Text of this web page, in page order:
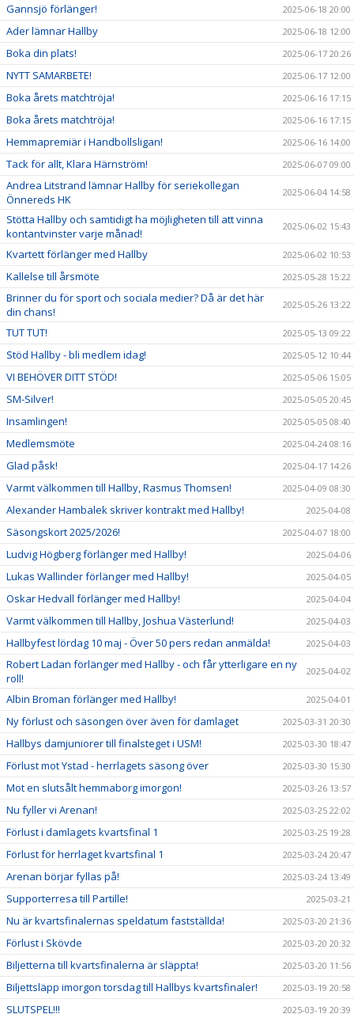
Gannsjö förlänger! 2025-06-18 20:00
Ader lämnar Hallby 2025-06-18 12:00
Boka din plats! 2025-06-17 20:26
NYTT SAMARBETE! 2025-06-17 12:00
Boka årets matchtröja! 2025-06-16 17:15
Boka årets matchtröja! 2025-06-16 17:15
Hemmapremiär i Handbollsligan! 2025-06-16 14:00
Tack för allt, Klara Härnström! 2025-06-07 09:00
Andrea Litstrand lämnar Hallby för seriekollegan
Önnereds HK
2025-06-04 14:58
Stötta Hallby och samtidigt ha möjligheten till att vinna
kontantvinster varje månad!
2025-06-02 15:43
Kvartett förlänger med Hallby 2025-06-02 10:53
Kallelse till årsmöte 2025-05-28 15:22
Brinner du för sport och sociala medier? Då är det här
din chans!
2025-05-26 13:22
TUT TUT! 2025-05-13 09:22
Stöd Hallby - bli medlem idag! 2025-05-12 10:44
VI BEHÖVER DITT STÖD! 2025-05-06 15:05
SM-Silver! 2025-05-05 20:45
Insamlingen! 2025-05-05 08:40
Medlemsmöte 2025-04-24 08:16
Glad påsk! 2025-04-17 14:26
Varmt välkommen till Hallby, Rasmus Thomsen! 2025-04-09 08:30
Alexander Hambalek skriver kontrakt med Hallby! 2025-04-08
Säsongskort 2025/2026! 2025-04-07 18:00
Ludvig Högberg förlänger med Hallby! 2025-04-06
Lukas Wallinder förlänger med Hallby! 2025-04-05
Oskar Hedvall förlänger med Hallby! 2025-04-04
Varmt välkommen till Hallby, Joshua Västerlund! 2025-04-03
Hallbyfest lördag 10 maj - Över 50 pers redan anmälda! 2025-04-03
Robert Ladan förlänger med Hallby - och får ytterligare en ny
roll!
2025-04-02
Albin Broman förlänger med Hallby! 2025-04-01
Ny förlust och säsongen över även för damlaget 2025-03-31 20:30
Hallbys damjuniorer till finalsteget i USM! 2025-03-30 18:47
Förlust mot Ystad - herrlagets säsong över 2025-03-30 15:30
Mot en slutsålt hemmaborg imorgon! 2025-03-26 13:57
Nu fyller vi Arenan! 2025-03-25 22:02
Förlust i damlagets kvartsfinal 1 2025-03-25 19:28
Förlust för herrlaget kvartsfinal 1 2025-03-24 20:47
Arenan börjar fyllas på! 2025-03-24 13:49
Supporterresa till Partille! 2025-03-21
Nu är kvartsfinalernas speldatum fastställda! 2025-03-20 21:36
Förlust i Skövde 2025-03-20 20:32
Biljetterna till kvartsfinalerna är släppta! 2025-03-20 11:56
Biljettsläpp imorgon torsdag till Hallbys kvartsfinaler! 2025-03-19 20:58
SLUTSPEL!!! 2025-03-19 20:39